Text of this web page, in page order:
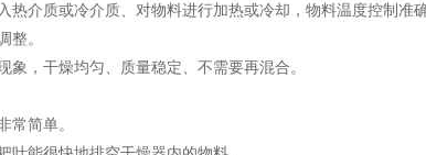
热介质或冷介质、对物料进行加热或冷却，物料温度控制准确
整。
象，干燥均匀、质量稳定、不需要再混合。
常简单。